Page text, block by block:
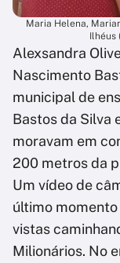
Maria Helena,
Ilhéus
Alexsandra
Nascimento
municipal de
Bastos da Silva
moravam em
200 metros da
Um vídeo de
último
vistas
Milionários. No